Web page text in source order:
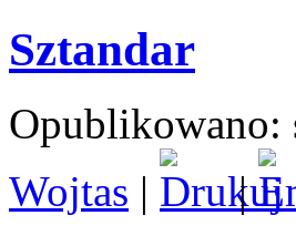
Sztandar
Opublikowano:
Wojtas | |